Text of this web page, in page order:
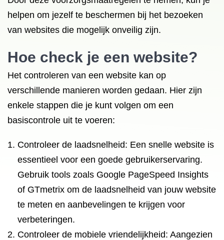
helpen om jezelf te beschermen bij het bezoeken
van websites die mogelijk onveilig zijn.
Hoe check je een website?
Het controleren van een website kan op
verschillende manieren worden gedaan. Hier zijn
enkele stappen die je kunt volgen om een
basiscontrole uit te voeren:
Controleer de laadsnelheid: Een snelle website is
essentieel voor een goede gebruikerservaring.
Gebruik tools zoals Google PageSpeed Insights
of GTmetrix om de laadsnelheid van jouw website
te meten en aanbevelingen te krijgen voor
verbeteringen.
Controleer de mobiele vriendelijkheid: Aangezien